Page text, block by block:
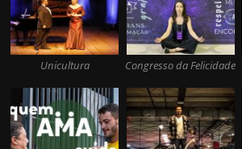
Unicultura Congresso da Felicidade